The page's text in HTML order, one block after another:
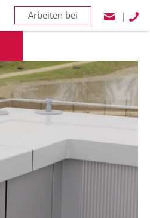
Arbeiten bei |